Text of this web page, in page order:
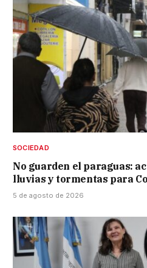
SOCIEDAD
No guarden el paraguas:
lluvias y tormentas para
5 de agosto de 2026